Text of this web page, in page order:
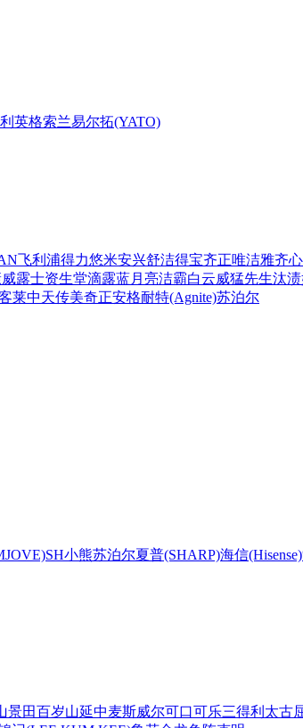
英格索兰易尔拓(YATO)
飞利浦得力悠米安兴舒洁得宝齐正唯洁雅齐心
威露士资生堂滴露蓝月亮洁霸白云威猛先生汰渍
莱中天传美奇正安格耐特(Agnite)苏泊尔
SH小熊苏泊尔夏普(SHARP)海信(Hisense)
景田百岁山延中麦斯威尔可口可乐三得利 太古